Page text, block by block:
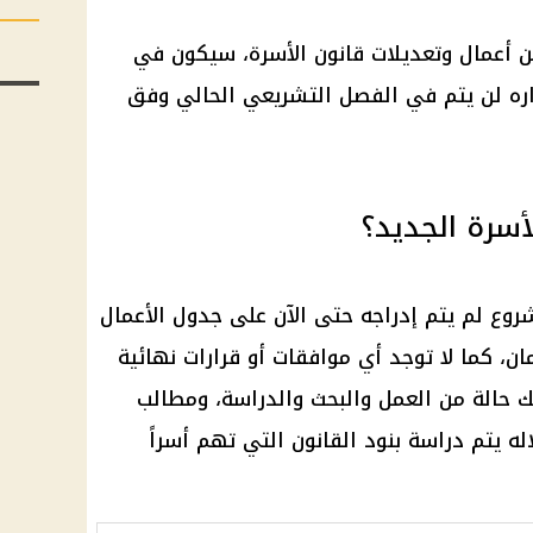
أعمال وتعديلات قانون الأسرة، سيكون في
لن يتم في الفصل التشريعي الحالي وفق
الجديد؟
لم يتم إدراجه حتى الآن على جدول الأعمال
كما لا توجد أي موافقات أو قرارات نهائية
حالة من العمل والبحث والدراسة، ومطالب
يتم دراسة بنود القانون التي تهم أسراً